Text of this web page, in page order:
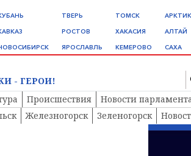
ТВЕРЬ
РОСТОВ
ЯРОСЛАВЛЬ
ТОМСК
ХАКАСИЯ
КЕМЕРОВО
АЛТАЙ
САХА
- ГЕРОИ!
Происшествия Новости
Железногорск Зеленогорск